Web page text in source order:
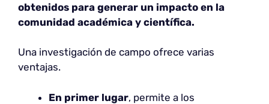
obtenidos para generar un impacto en la
comunidad académica y científica.
Una investigación de campo ofrece varias
ventajas.
En primer lugar, permite a los